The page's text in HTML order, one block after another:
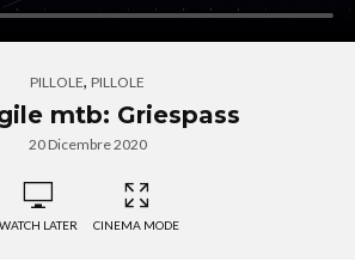
PILLOLE, PILLOLE
mtb: Griespass
20 Dicembre 2020
WATCH LATER CINEMA MODE